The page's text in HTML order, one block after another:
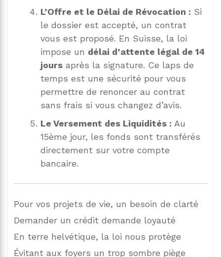
L’Offre et le Délai de Révocation : Si
le dossier est accepté, un contrat
vous est proposé. En Suisse, la loi
impose un délai d’attente légal de 14
jours après la signature. Ce laps de
temps est une sécurité pour vous
permettre de renoncer au contrat
sans frais si vous changez d’avis.
Le Versement des Liquidités : Au
15ème jour, les fonds sont transférés
directement sur votre compte
bancaire.
Pour vos projets de vie, un besoin de clarté
Demander un crédit demande loyauté
En terre helvétique, la loi nous protège
Évitant aux foyers un trop sombre piège